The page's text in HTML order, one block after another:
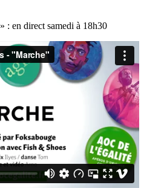
» : en direct samedi à 18h30